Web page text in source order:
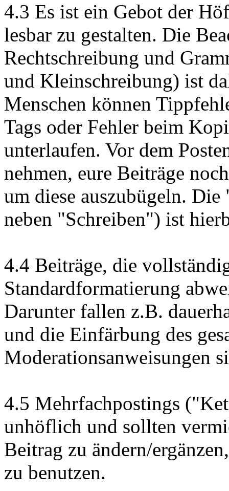
4.3 Es ist ein Gebot der
lesbar zu gestalten. Die
Rechtschreibung und
und Kleinschreibung) ist
Menschen können
Tags oder Fehler beim
unterlaufen. Vor dem
nehmen, eure Beiträge
um diese auszubügeln.
neben "Schreiben") ist
4.4 Beiträge, die
Standardformatierung
Darunter fallen z.B.
und die Einfärbung des
Moderationsanweisungen
4.5 Mehrfachpostings
unhöflich und sollten
Beitrag zu ändern/
zu benutzen.